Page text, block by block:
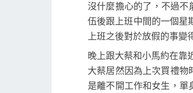
沒什麼擔心的了，不過不
伍後跟上班中間的一個
上班之後對於放假的事變
晚上跟大蔡和小馬約在靠
大蔡居然因為上次買禮物
是離不開工作和女生，單